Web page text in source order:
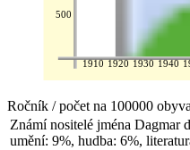
1910 1920 1930 1940
500
Ročník / počet na 100000
Známí nositelé jména Dagmar
umění: 9%, hudba: 6%,